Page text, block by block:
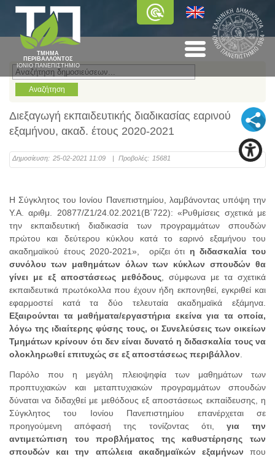
ΤΜΗΜΑ
ΠΕΡΙΒΑΛΛΟΝΤΟΣ
ΙΟΝΙΟ ΠΑΝΕΠΙΣΤΗΜΙΟ
Διεξαγωγή εκπαιδευτικής διαδικασίας εαρινού
εξαμήνου, ακαδ. έτους 2020-2021
Δημοσίευση: 25-02-2021 11:09 | Προβολές: 15681
Η Σύγκλητος του Ιονίου Πανεπιστημίου, λαμβάνοντας υπόψη την
Υ.Α. αριθμ. 20877/Ζ1/24.02.2021(Β΄722): «Ρυθμίσεις σχετικά με
την εκπαιδευτική διαδικασία των προγραμμάτων σπουδών
πρώτου και δεύτερου κύκλου κατά το εαρινό εξαμήνου του
ακαδημαϊκού έτους 2020-2021», ορίζει ότι η διδασκαλία του
συνόλου των μαθημάτων όλων των κύκλων σπουδών θα
γίνει με εξ αποστάσεως μεθόδους, σύμφωνα με τα σχετικά
εκπαιδευτικά πρωτόκολλα που έχουν ήδη εκπονηθεί, εγκριθεί και
εφαρμοστεί κατά τα δύο τελευταία ακαδημαϊκά εξάμηνα.
Εξαιρούνται τα μαθήματα/εργαστήρια εκείνα για τα οποία,
λόγω της ιδιαίτερης φύσης τους, οι Συνελεύσεις των οικείων
Τμημάτων κρίνουν ότι δεν είναι δυνατό η διδασκαλία τους να
ολοκληρωθεί επιτυχώς σε εξ αποστάσεως περιβάλλον
Παρόλο που η μεγάλη πλειοψηφία των μαθημάτων των
προπτυχιακών και μεταπτυχιακών προγραμμάτων σπουδών
δύναται να διδαχθεί με μεθόδους εξ αποστάσεως εκπαίδευσης, η
Σύγκλητος του Ιονίου Πανεπιστημίου επανέρχεται σε
προηγούμενη απόφασή της τονίζοντας ότι, για την
αντιμετώπιση του προβλήματος της καθυστέρησης των
σπουδών και την απώλεια ακαδημαϊκών εξαμήνων που